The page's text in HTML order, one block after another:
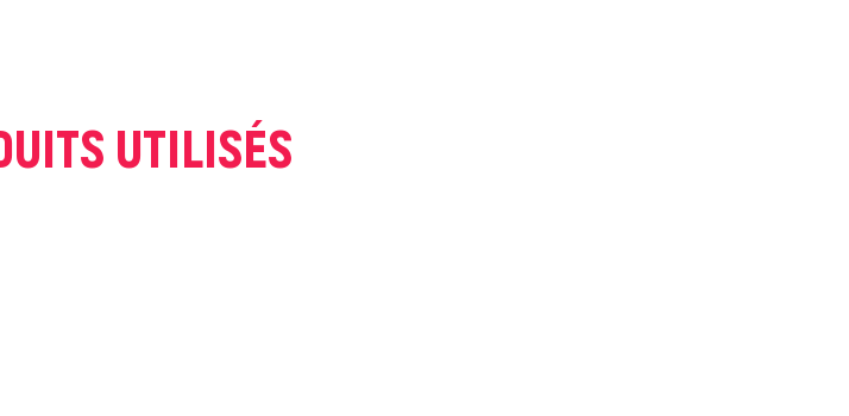
saisies dans ce formulaire pour traiter et afficher le nom saisi, la note et le
le traitement de ces données, consulter la page des mentions légales. *
UTILISÉS